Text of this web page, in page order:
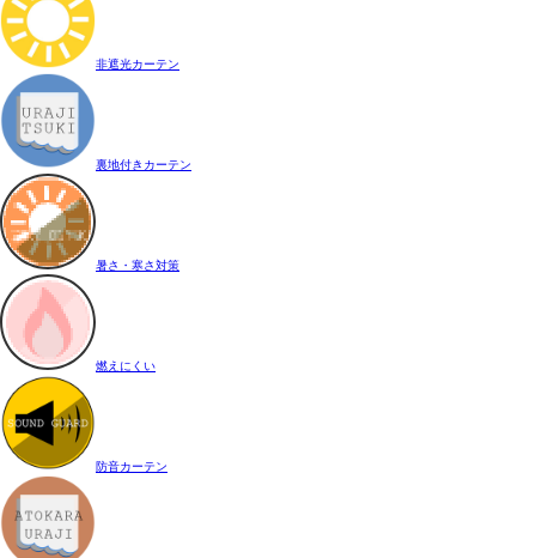
非遮光カーテン
裏地付きカーテン
暑さ・寒さ対策
燃えにくい
防音カーテン